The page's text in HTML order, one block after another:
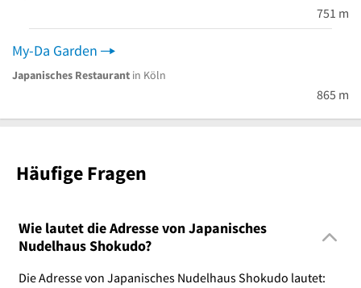
751 m
My-Da Garden
Japanisches Restaurant in Köln
865 m
Häufige Fragen
Wie lautet die Adresse von Japanisches
Nudelhaus Shokudo?
Die Adresse von Japanisches Nudelhaus Shokudo lautet: